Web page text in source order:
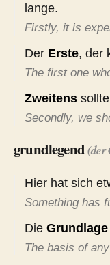
lange.
Firstly, it is
Der Erste, der
The first one
Zweitens
Secondly, we
grundlegend(der
Hier hat sich
Something has
Die Grundlage
The basis of